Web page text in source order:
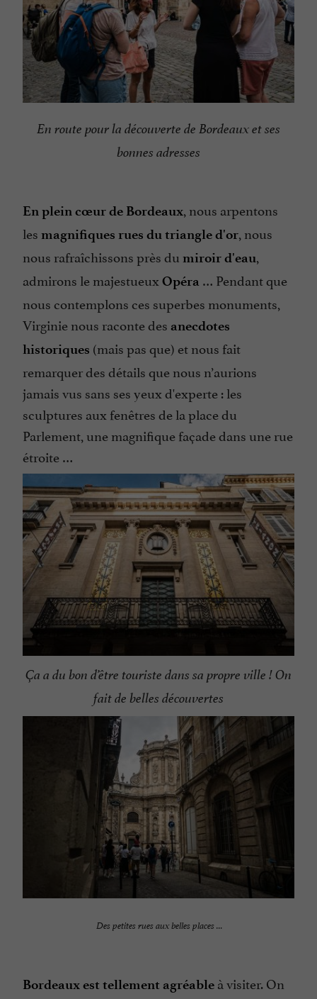
En route pour la découverte de Bordeaux et ses
bonnes adresses
En plein cœur de Bordeaux, nous arpentons
les magnifiques rues du triangle d'or, nous
nous rafraîchissons près du miroir d'eau,
admirons le majestueux Opéra … Pendant que
nous contemplons ces superbes monuments,
Virginie nous raconte des anecdotes
historiques (mais pas que) et nous fait
remarquer des détails que nous n’aurions
jamais vus sans ses yeux d'experte : les
sculptures aux fenêtres de la place du
Parlement, une magnifique façade dans une rue
étroite …
Ça a du bon d’être touriste dans sa propre ville ! On
fait de belles découvertes
Des petites rues aux belles places …
Bordeaux est tellement agréable à visiter. On